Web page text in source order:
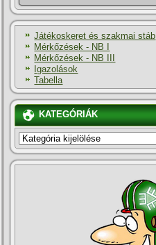
Játékoskeret és szakmai stáb
Mérkőzések - NB I
Mérkőzések - NB III
Igazolások
Tabella
KATEGÓRIÁK
KATEGÓRIÁK